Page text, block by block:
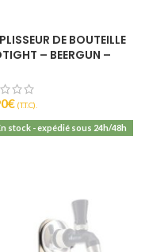
DE BOUTEILLE
– BEERGUN –
€ (T.T.C).
stock - expédié sous 24h/48h